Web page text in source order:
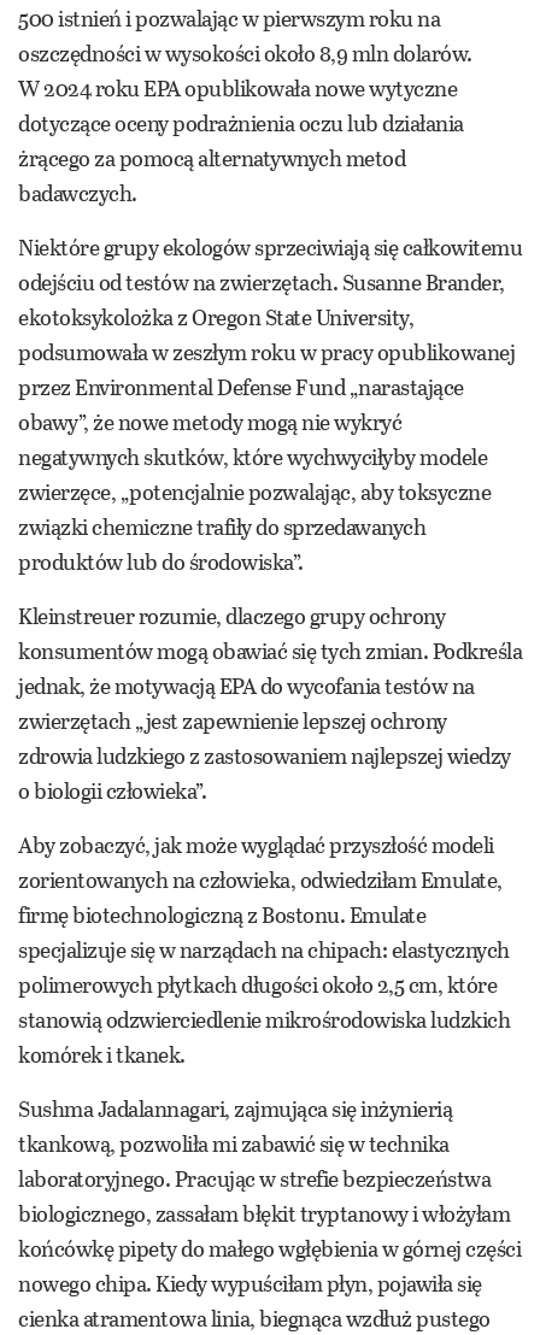
500 istnień i pozwalając w pierwszym roku na
oszczędności w wysokości około 8,9 mln dolarów.
W 2024 roku EPA opublikowała nowe wytyczne
dotyczące oceny podrażnienia oczu lub działania
żrącego za pomocą alternatywnych metod
badawczych.
Niektóre grupy ekologów sprzeciwiają się całkowitemu
odejściu od testów na zwierzętach. Susanne Brander,
ekotoksykolożka z Oregon State University,
podsumowała w zeszłym roku w pracy opublikowanej
przez Environmental Defense Fund „narastające
obawy”, że nowe metody mogą nie wykryć
negatywnych skutków, które wychwyciłyby modele
zwierzęce, „potencjalnie pozwalając, aby toksyczne
związki chemiczne trafiły do sprzedawanych
produktów lub do środowiska”.
Kleinstreuer rozumie, dlaczego grupy ochrony
konsumentów mogą obawiać się tych zmian. Podkreśla
jednak, że motywacją EPA do wycofania testów na
zwierzętach „jest zapewnienie lepszej ochrony
zdrowia ludzkiego z zastosowaniem najlepszej wiedzy
o biologii człowieka”.
Aby zobaczyć, jak może wyglądać przyszłość modeli
zorientowanych na człowieka, odwiedziłam Emulate,
firmę biotechnologiczną z Bostonu. Emulate
specjalizuje się w narządach na chipach: elastycznych
polimerowych płytkach długości około 2,5 cm, które
stanowią odzwierciedlenie mikrośrodowiska ludzkich
komórek i tkanek.
Sushma Jadalannagari, zajmująca się inżynierią
tkankową, pozwoliła mi zabawić się w technika
laboratoryjnego. Pracując w strefie bezpieczeństwa
biologicznego, zassałam błękit tryptanowy i włożyłam
końcówkę pipety do małego wgłębienia w górnej części
nowego chipa. Kiedy wypuściłam płyn, pojawiła się
cienka atramentowa linia, biegnąca wzdłuż pustego